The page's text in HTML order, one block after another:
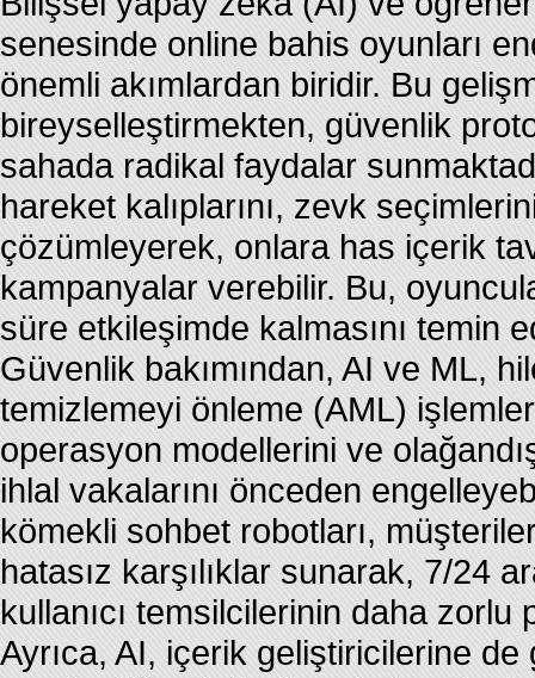
senesinde online bahis oyunları
önemli akımlardan biridir. Bu
bireyselleştirmekten, güvenlik
sahada radikal faydalar
hareket kalıplarını, zevk
çözümleyerek, onlara has içerik
kampanyalar verebilir. Bu,
süre etkileşimde kalmasını temin
Güvenlik bakımından, AI ve ML,
temizlemeyi önleme (AML)
operasyon modellerini ve
ihlal vakalarını önceden
kömekli sohbet robotları,
hatasız karşılıklar sunarak, 7/24
kullanıcı temsilcilerinin daha
Ayrıca, AI, içerik geliştiricilerine de